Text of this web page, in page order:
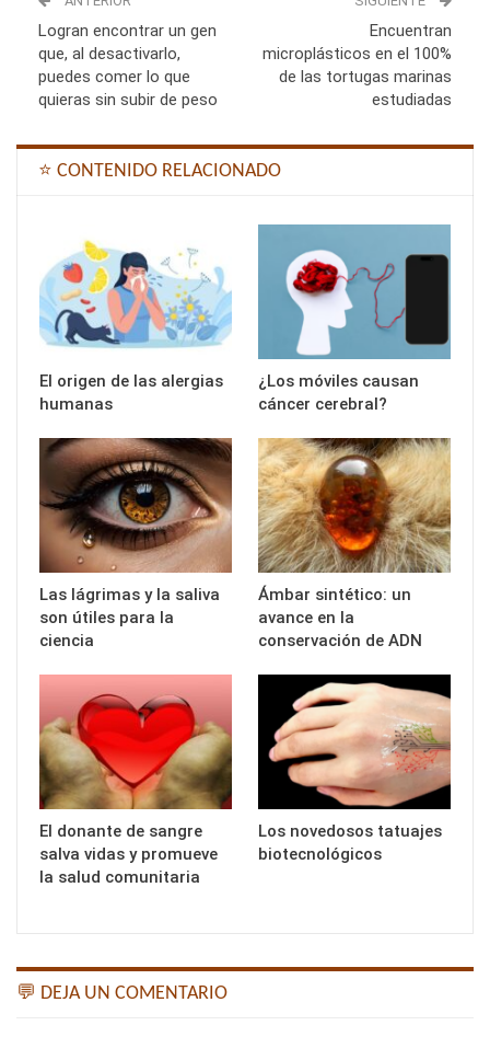
Logran encontrar un gen
que, al desactivarlo,
puedes comer lo que
quieras sin subir de peso
Encuentran
microplásticos en el 100%
de las tortugas marinas
estudiadas
⭐ CONTENIDO RELACIONADO
El origen de las alergias
humanas
¿Los móviles causan
cáncer cerebral?
Las lágrimas y la saliva
son útiles para la
ciencia
Ámbar sintético: un
avance en la
conservación de ADN
El donante de sangre
salva vidas y promueve
la salud comunitaria
Los novedosos tatuajes
biotecnológicos
💬 DEJA UN COMENTARIO